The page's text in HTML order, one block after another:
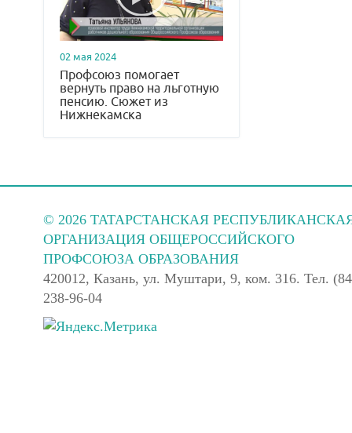
02 мая 2024
Профсоюз помогает
вернуть право на льготную
пенсию. Сюжет из
Нижнекамска
© 2026 ТАТАРСТАНСКАЯ
ОРГАНИЗАЦИЯ ОБЩЕРОССИЙСКОГО
ПРОФСОЮЗА ОБРАЗОВАНИЯ
420012, Казань, ул. Муштари, 9, ком. 316. Тел.
238-96-04